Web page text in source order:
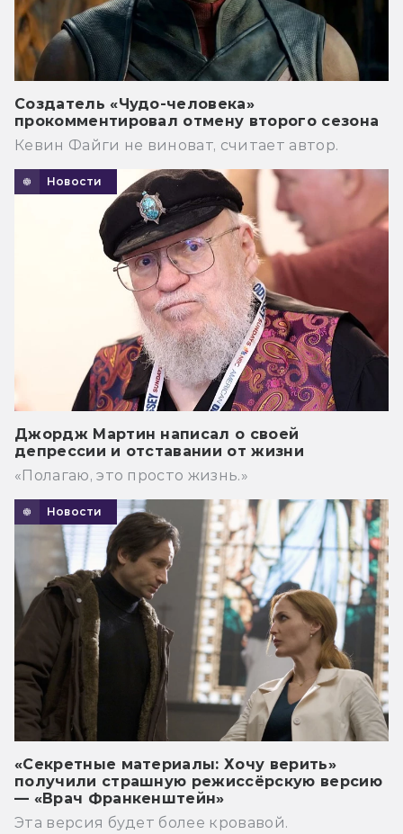
Создатель «Чудо-человека»
прокомментировал отмену второго сезона
Кевин Файги не виноват, считает автор.
Новости
Джордж Мартин написал о своей
депрессии и отставании от жизни
«Полагаю, это просто жизнь.»
Новости
«Секретные материалы: Хочу верить»
получили страшную режиссёрскую версию
— «Врач Франкенштейн»
Эта версия будет более кровавой.